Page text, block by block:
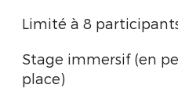
Limité à 8
Stage immersif (en
place)